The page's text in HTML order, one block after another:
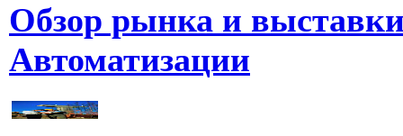
Обзор рынка и
Автоматизации